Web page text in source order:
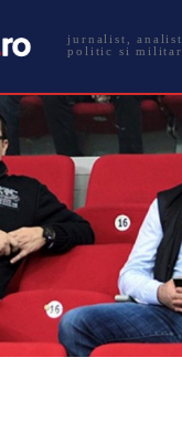
jurnalist, analist
politic si militar